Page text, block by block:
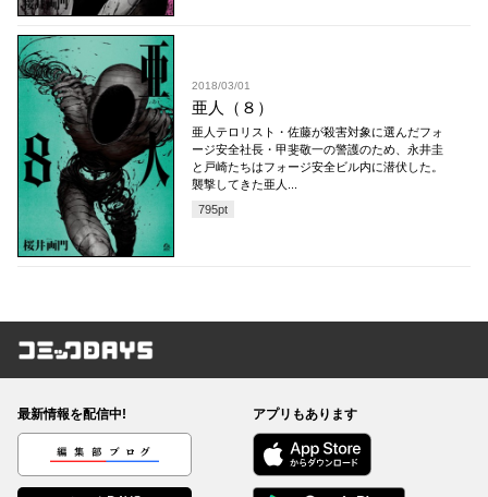
2018/03/01
亜人（８）
亜人テロリスト・佐藤が殺害対象に選んだフォ
ージ安全社長・甲斐敬一の警護のため、永井圭
と戸崎たちはフォージ安全ビル内に潜伏した。
襲撃してきた亜人...
795pt
コミックDAYS
最新情報を配信中!
編集部ブログ
アプリもあります